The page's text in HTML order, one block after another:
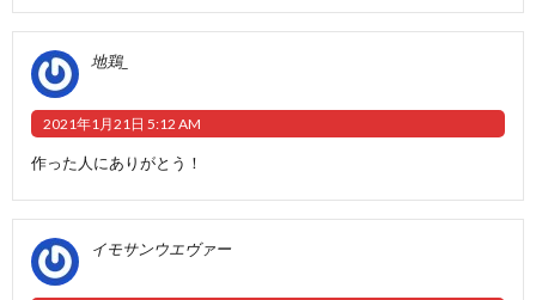
地鶏_
2021年1月21日 5:12 AM
作った人にありがとう！
イモサンウエヴァー